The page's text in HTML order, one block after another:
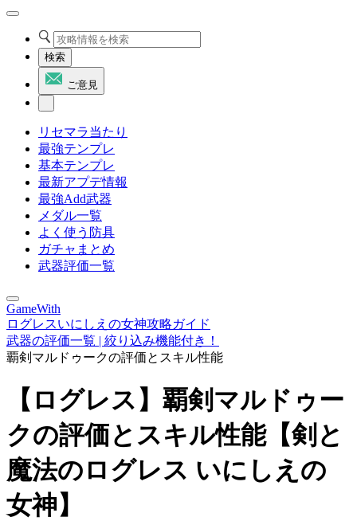
検索
ご意見
リセマラ当たり
最強テンプレ
基本テンプレ
最新アプデ情報
最強Add武器
メダル一覧
よく使う防具
ガチャまとめ
武器評価一覧
GameWith
ログレスいにしえの女神攻略ガイド
武器の評価一覧 | 絞り込み機能付き！
覇剣マルドゥークの評価とスキル性能
【ログレス】覇剣マルドゥー
クの評価とスキル性能【剣と
魔法のログレス いにしえの
女神】